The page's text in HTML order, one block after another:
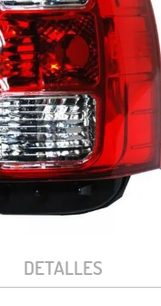
DETALLES